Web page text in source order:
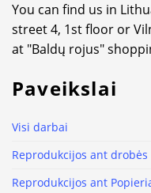
You can find us in
street 4, 1st floor or
at "Baldų rojus"
Paveikslai
Visi darbai
Reprodukcijos ant drobės
Reprodukcijos ant